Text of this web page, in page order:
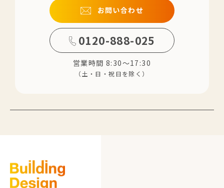
お問い合わせ
0120-888-025
営業時間 8:30～17:30
（土・日・祝日を除く）